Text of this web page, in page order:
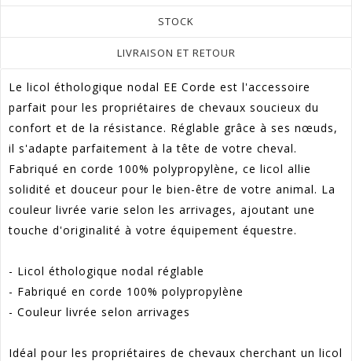
STOCK
LIVRAISON ET RETOUR
Le licol éthologique nodal EE Corde est l'accessoire
parfait pour les propriétaires de chevaux soucieux du
confort et de la résistance. Réglable grâce à ses nœuds,
il s'adapte parfaitement à la tête de votre cheval.
Fabriqué en corde 100% polypropylène, ce licol allie
solidité et douceur pour le bien-être de votre animal. La
couleur livrée varie selon les arrivages, ajoutant une
touche d'originalité à votre équipement équestre.
- Licol éthologique nodal réglable
- Fabriqué en corde 100% polypropylène
- Couleur livrée selon arrivages
Idéal pour les propriétaires de chevaux cherchant un licol